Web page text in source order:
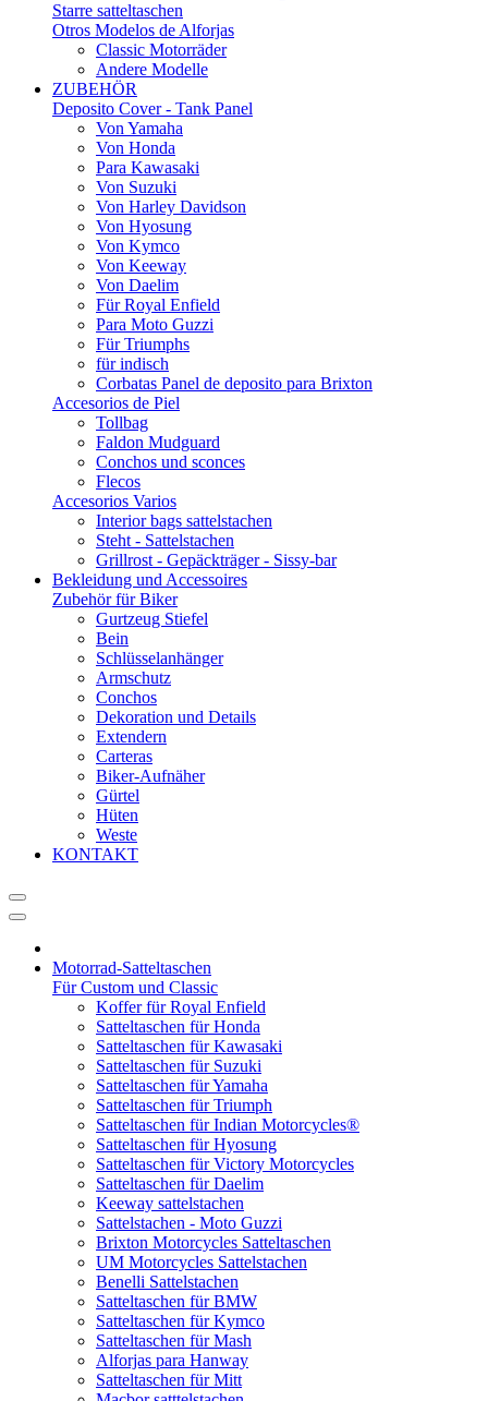
Starre satteltaschen
Otros Modelos de Alforjas
Classic Motorräder
Andere Modelle
ZUBEHÖR
Deposito Cover - Tank Panel
Von Yamaha
Von Honda
Para Kawasaki
Von Suzuki
Von Harley Davidson
Von Hyosung
Von Kymco
Von Keeway
Von Daelim
Für Royal Enfield
Para Moto Guzzi
Für Triumphs
für indisch
Corbatas Panel de deposito para Brixton
Accesorios de Piel
Tollbag
Faldon Mudguard
Conchos und sconces
Flecos
Accesorios Varios
Interior bags sattelstachen
Steht - Sattelstachen
Grillrost - Gepäckträger - Sissy-bar
Bekleidung und Accessoires
Zubehör für Biker
Gurtzeug Stiefel
Bein
Schlüsselanhänger
Armschutz
Conchos
Dekoration und Details
Extendern
Carteras
Biker-Aufnäher
Gürtel
Hüten
Weste
KONTAKT
Motorrad-Satteltaschen
Für Custom und Classic
Koffer für Royal Enfield
Satteltaschen für Honda
Satteltaschen für Kawasaki
Satteltaschen für Suzuki
Satteltaschen für Yamaha
Satteltaschen für Triumph
Satteltaschen für Indian Motorcycles®
Satteltaschen für Hyosung
Satteltaschen für Victory Motorcycles
Satteltaschen für Daelim
Keeway sattelstachen
Sattelstachen - Moto Guzzi
Brixton Motorcycles Satteltaschen
UM Motorcycles Sattelstachen
Benelli Sattelstachen
Satteltaschen für BMW
Satteltaschen für Kymco
Satteltaschen für Mash
Alforjas para Hanway
Satteltaschen für Mitt